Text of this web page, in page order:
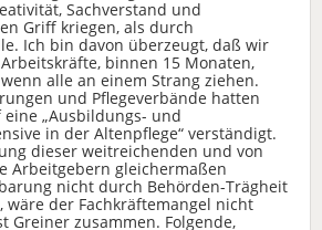
Sachverstand und
Griff kriegen, als durch
Ich bin davon überzeugt, daß wir
binnen 15 Monaten,
alle an einem Strang ziehen.
und Pflegeverbände hatten
eine „Ausbildungs- und
in der Altenpflege“ verständigt.
dieser weitreichenden und von
Arbeitgebern gleichermaßen
nicht durch Behörden-Trägheit
wäre der Fachkräftemangel nicht
Greiner zusammen. Folgende,